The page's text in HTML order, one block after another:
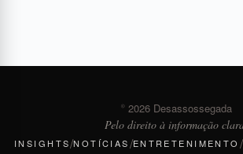
© 2026 Desassossegada
Pelo direito à informação
INSIGHTS/NOTÍCIAS/ENTRETENIMENTO /